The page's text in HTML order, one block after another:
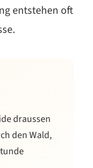
entstehen oft
draussen
den Wald,